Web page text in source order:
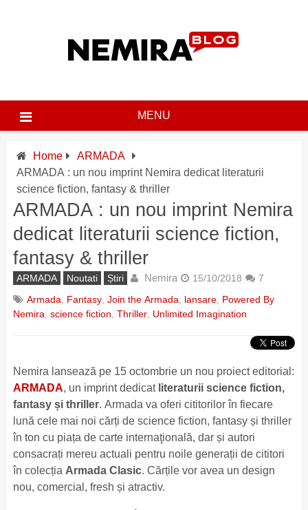
MENU
Home
ARMADA
ARMADA : un nou imprint Nemira dedicat literaturii
science fiction, fantasy & thriller
ARMADA : un nou imprint Nemira
dedicat literaturii science fiction,
fantasy & thriller
ARMADA Noutati Știri Nemira 15/10/2018
7
Armada
Fantasy, Join the Armada lansare, Powered By
Nemira science fiction Thriller, Unlimited Imagination
Nemira lansează pe 15 octombrie un nou proiect editorial:
ARMADA, un imprint dedicat literaturii science fiction,
fantasy și thriller. Armada va oferi cititorilor în fiecare
lună cele mai noi cărți de science fiction, fantasy și thriller
în ton cu piața de carte internaţională, dar și autori
consacrați mereu actuali pentru noile generații de cititori
în colecția Armada Clasic. Cărțile vor avea un design
nou, comercial, fresh și atractiv.